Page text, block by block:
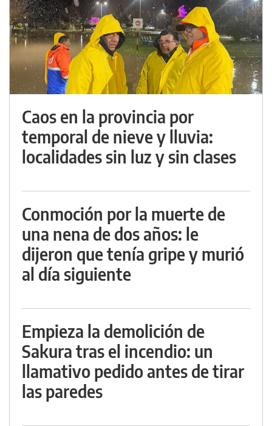
Caos en la provincia por
temporal de nieve y lluvia:
localidades sin luz y sin clases
Conmoción por la muerte de
una nena de dos años: le
dijeron que tenía gripe y murió
al día siguiente
Empieza la demolición de
Sakura tras el incendio: un
llamativo pedido antes de tirar
las paredes